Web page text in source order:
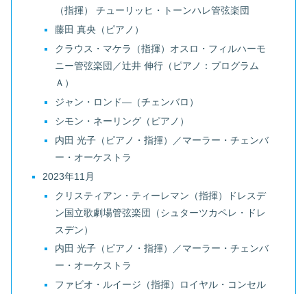
（指揮） チューリッヒ・トーンハレ管弦楽団
藤田 真央（ピアノ）
クラウス・マケラ（指揮）オスロ・フィルハーモ
ニー管弦楽団／辻井 伸行（ピアノ：プログラム
Ａ）
ジャン・ロンド―（チェンバロ）
シモン・ネーリング（ピアノ）
内田 光子（ピアノ・指揮）／マーラー・チェンバ
ー・オーケストラ
2023年11月
クリスティアン・ティーレマン（指揮）ドレスデ
ン国立歌劇場管弦楽団（シュターツカペレ・ドレ
スデン）
内田 光子（ピアノ・指揮）／マーラー・チェンバ
ー・オーケストラ
ファビオ・ルイージ（指揮）ロイヤル・コンセル